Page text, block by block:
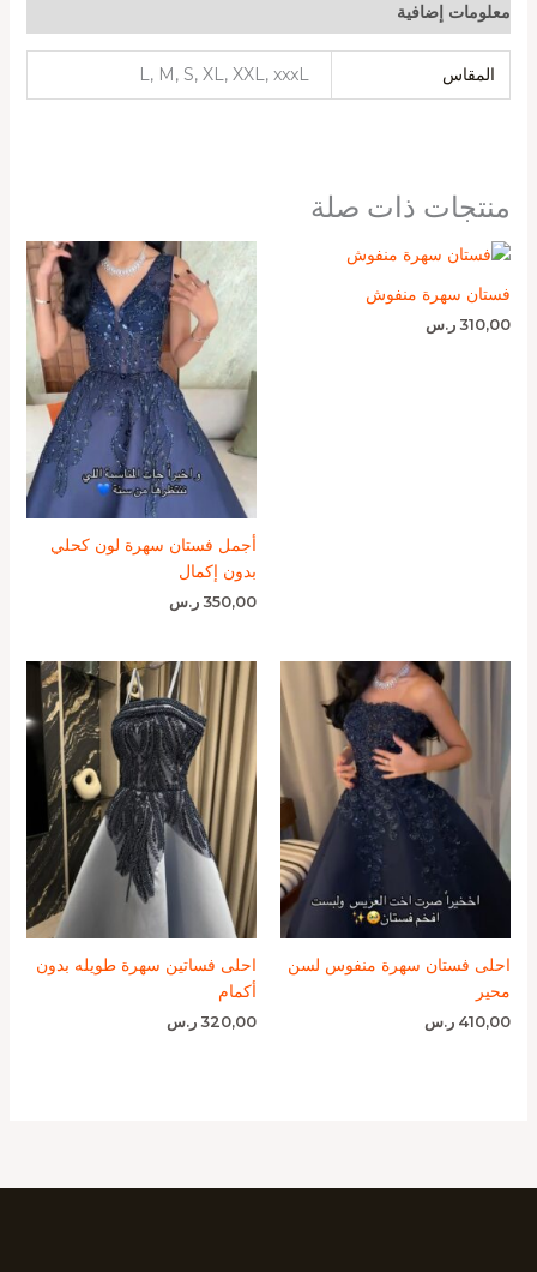
معلومات إضافية
المقاس L, M, S, XL, XXL, xxxL
منتجات ذات صلة
فستان سهرة منفوش
310,00 ر.س
أجمل فستان سهرة لون كحلي
بدون إكمال
350,00 ر.س
احلى فستان سهرة منفوس لسن
محير
410,00 ر.س
احلى فساتين سهرة طويله بدون
أكمام
320,00 ر.س